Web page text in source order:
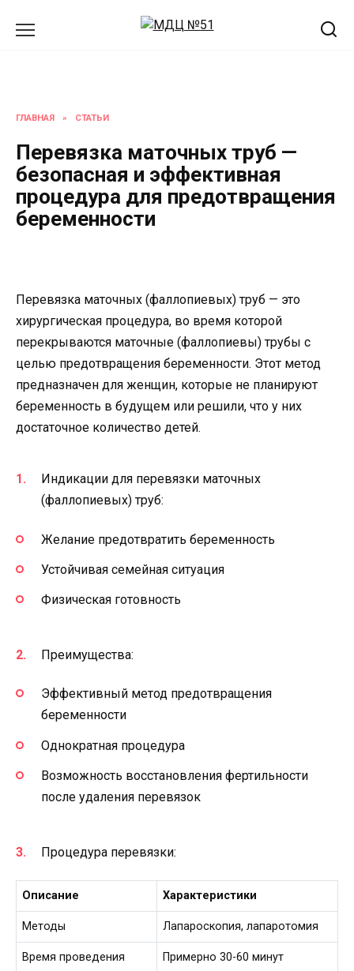
ГЛАВНАЯ » СТАТЬИ
Перевязка маточных труб —
безопасная и эффективная
процедура для предотвращения
беременности
Перевязка маточных (фаллопиевых) труб — это
хирургическая процедура, во время которой
перекрываются маточные (фаллопиевы) трубы с
целью предотвращения беременности. Этот метод
предназначен для женщин, которые не планируют
беременность в будущем или решили, что у них
достаточное количество детей.
Индикации для перевязки маточных
(фаллопиевых) труб:
Желание предотвратить беременность
Устойчивая семейная ситуация
Физическая готовность
Преимущества:
Эффективный метод предотвращения
беременности
Однократная процедура
Возможность восстановления фертильности
после удаления перевязок
Процедура перевязки:
Описание Характеристики
Методы Лапароскопия, лапаротомия
Время проведения Примерно 30-60 минут